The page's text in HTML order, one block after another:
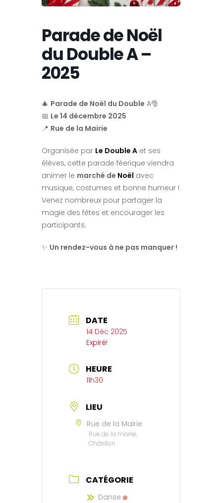
Parade de Noël
du Double A –
2025
🎄 Parade de Noël du Double A🎅
📅 Le 14 décembre 2025
📍 Rue de la Mairie
Organisée par Le Double A et ses
élèves, cette parade féerique viendra
animer le marché de Noël avec
musique, costumes et bonne humeur !
Venez nombreux pour partager la
magie des fêtes et encourager les
participants.
✨ Un rendez-vous à ne pas manquer !
DATE
14 Déc 2025
Expiré!
HEURE
11h30
LIEU
Rue de la Mairie
Rue de la mairie,
Châtillon
CATÉGORIE
Danse